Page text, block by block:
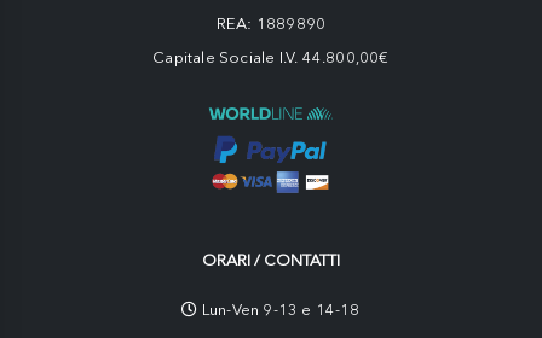
REA: 1889890
Capitale Sociale I.V. 44.800,00€
ORARI / CONTATTI
Lun-Ven 9-13 e 14-18